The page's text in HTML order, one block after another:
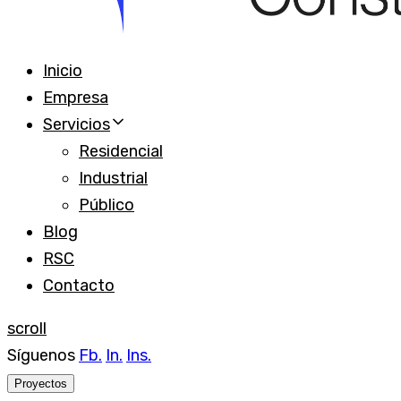
Inicio
Empresa
Servicios
Residencial
Industrial
Público
Blog
RSC
Contacto
scroll
Síguenos Fb. In. Ins.
Proyectos